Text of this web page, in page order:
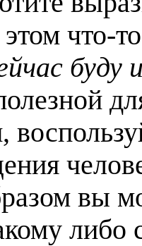
что-
буду
вы